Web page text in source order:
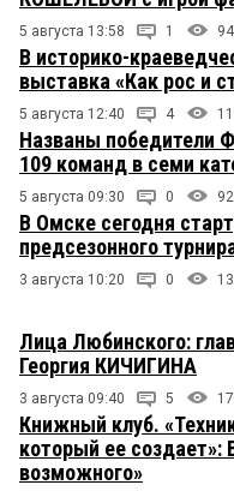
5 августа 13:58 1
В историко-
выставка «Как рос и
5 августа 12:40 4
Названы победители
109 команд в семи
5 августа 09:30 0
В Омске сегодня
предсезонного
3 августа 10:20 0
Лица Любинского:
Георгия КИЧИГИНА
3 августа 09:40 5
Книжный клуб.
который ее
возможного»